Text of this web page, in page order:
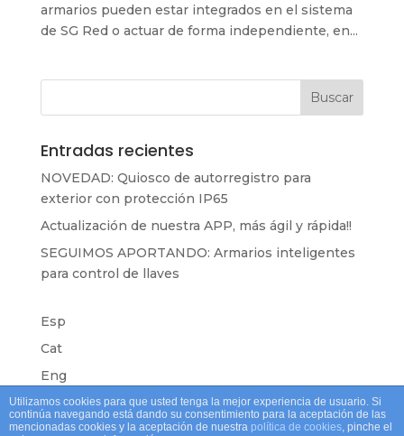
armarios pueden estar integrados en el sistema
de SG Red o actuar de forma independiente, en...
Entradas recientes
NOVEDAD: Quiosco de autorregistro para
exterior con protección IP65
Actualización de nuestra APP, más ágil y rápida!!
SEGUIMOS APORTANDO: Armarios inteligentes
para control de llaves
Esp
Cat
Eng
Utilizamos cookies para que usted tenga la mejor experiencia de usuario. Si
continúa navegando está dando su consentimiento para la aceptación de las
mencionadas cookies y la aceptación de nuestra política de cookies, pinche el